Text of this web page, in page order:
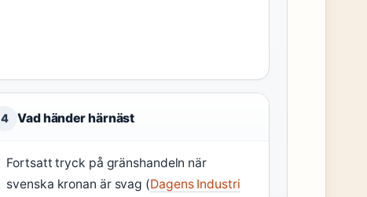
4 Vad händer härnäst
Fortsatt tryck på gränshandeln när
svenska kronan är svag (Dagens Industri